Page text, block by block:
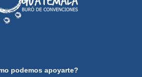
podemos apoyarte?